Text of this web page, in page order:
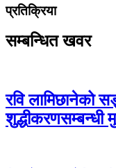
प्रतिक्रिया
सम्बन्धित खवर
रवि लामिछानेको
शुद्धीकरणसम्बन्धी